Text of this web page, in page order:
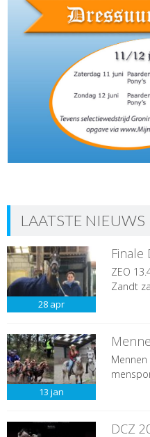
LAATSTE NIEUWS
28 apr
Finale
ZEO
Zandt
13 jan
DCZ